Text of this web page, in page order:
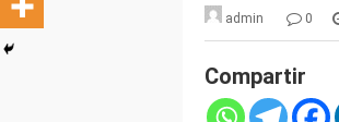
admin 0
Compartir